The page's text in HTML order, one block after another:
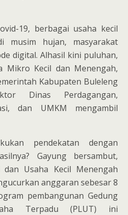
19, berbagai usaha kecil
musim hujan, masyarakat
digital. Alhasil kini puluhan,
Mikro Kecil dan Menengah,
Kabupaten Buleleng
Dinas Perdagangan,
dan UMKM mengambil
pendekatan dengan
Gayung bersambut,
dan Usaha Kecil Menengah
anggaran sebesar 8
pembangunan Gedung
Terpadu (PLUT) ini